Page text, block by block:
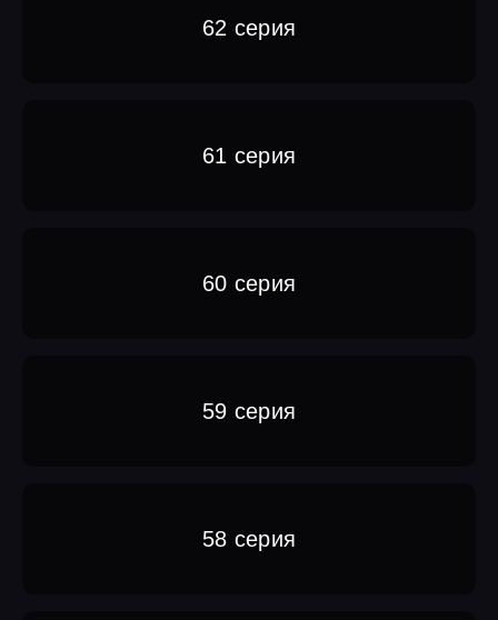
62 серия
61 серия
60 серия
59 серия
58 серия